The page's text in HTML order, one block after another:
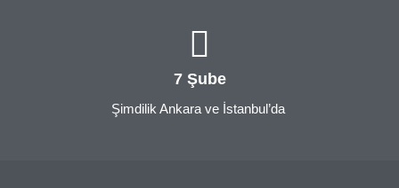
7 Şube
Şimdilik Ankara ve İstanbul’da